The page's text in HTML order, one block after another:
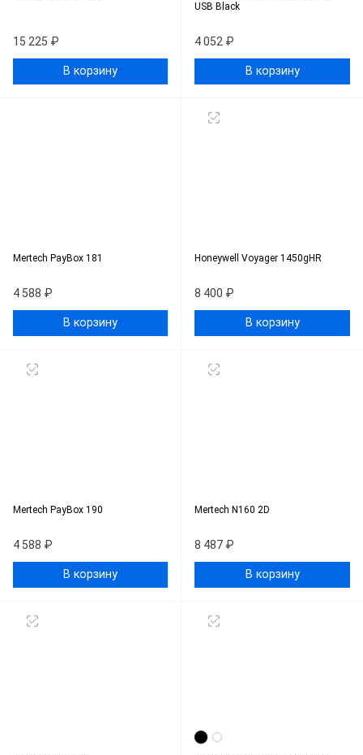
15 225 ₽
В корзину
USB Black
4 052 ₽
В корзину
Mertech PayBox 181
4 588 ₽
В корзину
Honeywell Voyager 1450gHR
8 400 ₽
В корзину
Mertech PayBox 190
4 588 ₽
В корзину
Mertech N160 2D
8 487 ₽
В корзину